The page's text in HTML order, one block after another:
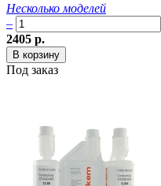
Несколько моделей
–
2405 р.
Под заказ